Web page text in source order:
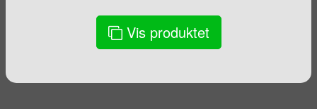
Vis produktet